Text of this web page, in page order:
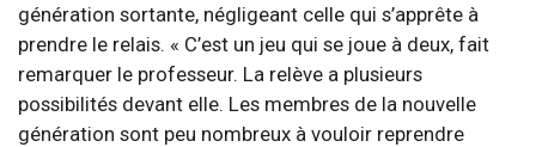
génération sortante, négligeant celle qui s’apprête à
prendre le relais. « C’est un jeu qui se joue à deux, fait
remarquer le professeur. La relève a plusieurs
possibilités devant elle. Les membres de la nouvelle
génération sont peu nombreux à vouloir reprendre